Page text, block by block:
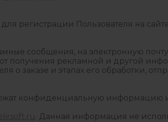
регистрации Пользователя на
сообщения, на электронную
от получения рекламной и другой
заказе и этапах его обработки,
конфиденциальную
. Данная информация не